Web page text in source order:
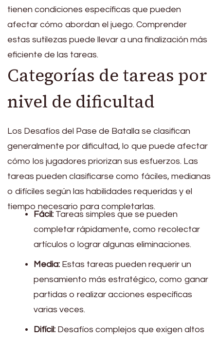
tienen condiciones específicas que pueden
afectar cómo abordan el juego. Comprender
estas sutilezas puede llevar a una finalización más
eficiente de las tareas.
Categorías de tareas por
nivel de dificultad
Los Desafíos del Pase de Batalla se clasifican
generalmente por dificultad, lo que puede afectar
cómo los jugadores priorizan sus esfuerzos. Las
tareas pueden clasificarse como fáciles, medianas
o difíciles según las habilidades requeridas y el
tiempo necesario para completarlas.
Fácil: Tareas simples que se pueden
completar rápidamente, como recolectar
artículos o lograr algunas eliminaciones.
Media: Estas tareas pueden requerir un
pensamiento más estratégico, como ganar
partidas o realizar acciones específicas
varias veces.
Difícil: Desafíos complejos que exigen altos